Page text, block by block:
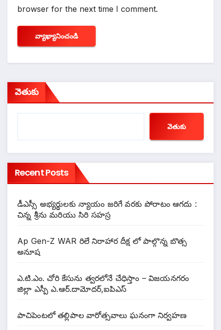
browser for the next time I comment.
వెతుకు
వెతుకు
Recent Posts
డీఎస్సీ అభ్యర్థులకు న్యాయం జరిగే వరకు పోరాటం ఆగదు :
చిన్న శ్రీను మరియు సిరి సహస్ర
Ap Gen-Z WAR రిలే నిరాహార దీక్ష లో పాల్గొన్న బొత్స
అనూష
ఎ.టి.ఎం. చోరి కేసును త్వరలోనే చేధిస్తాం – విజయనగరం
జిల్లా ఎస్పీ ఎ.ఆర్.దామోదర్,ఐపిఎస్
పాచిపెంటలో తల్లిపాల వారోత్సవాలు ఘనంగా నిర్వహణ